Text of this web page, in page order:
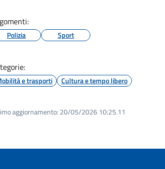
Polizia Sport
e trasporti Cultura e tempo libero
aggiornamento: 20/05/2026 10:25.11